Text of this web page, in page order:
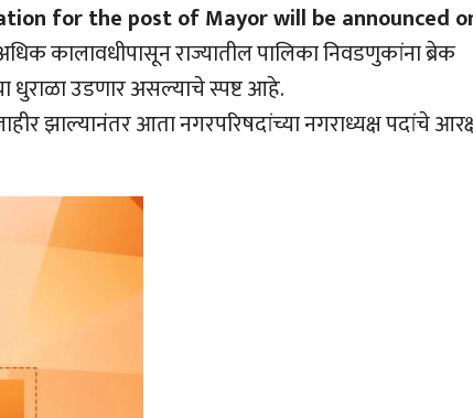
for the post of Mayor will be announced
अधिक कालावधीपासून राज्यातील पालिका निवडणुकांना ब्रेक
धुराळा उडणार असल्याचे स्पष्ट आहे.
झाल्यानंतर आता नगरपरिषदांच्या नगराध्यक्ष पदांचे